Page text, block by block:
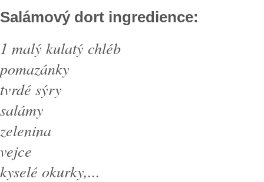
Salámový dort ingredience:
1 malý kulatý chléb
pomazánky
tvrdé sýry
salámy
zelenina
vejce
kyselé okurky,...